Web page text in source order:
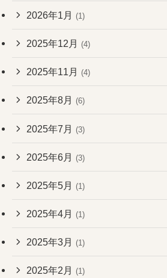
2026年1月 (1)
2025年12月 (4)
2025年11月 (4)
2025年8月 (6)
2025年7月 (3)
2025年6月 (3)
2025年5月 (1)
2025年4月 (1)
2025年3月 (1)
2025年2月 (1)